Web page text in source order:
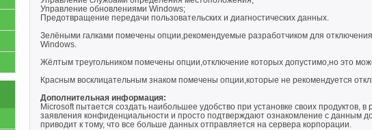
Управление обновлениями Windows;
Предотвращение передачи пользовательских и диагностических данных.
Зелёными галками помечены опции,рекомендуемые разработчиком для
Windows.
Жёлтым треугольником помечены опции,отключение которых допустимо,но это
Красным восклицательным знаком помечены опции,которые не рекомендуется
Дополнительная информация:
Microsoft пытается создать наибольшее удобство при установке своих продуктов,
заявления конфиденциальности и просто подтверждают ознакомление с данным
приводит к тому, что все больше данных отправляется на сервера корпорации.